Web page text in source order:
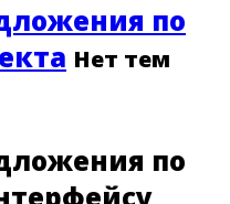
по
Нет тем
по